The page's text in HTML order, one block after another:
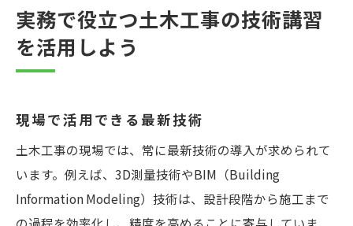
実務で役立つ土木工事の技術講習
を活用しよう
現場で活用できる最新技術
土木工事の現場では、常に最新技術の導入が求められて
います。例えば、3D測量技術やBIM（Building
Information Modeling）技術は、設計段階から施工まで